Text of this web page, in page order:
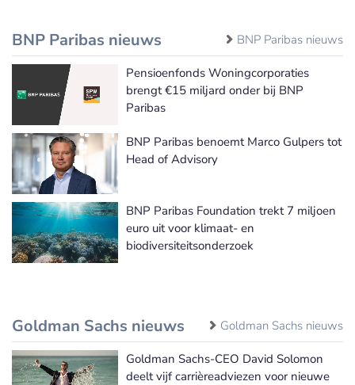
BNP Paribas nieuws BNP Paribas nieuws
Pensioenfonds Woningcorporaties
brengt €15 miljard onder bij BNP
Paribas
BNP Paribas benoemt Marco Gulpers tot
Head of Advisory
BNP Paribas Foundation trekt 7 miljoen
euro uit voor klimaat- en
biodiversiteitsonderzoek
Goldman Sachs nieuws Goldman Sachs nieuws
Goldman Sachs-CEO David Solomon
deelt vijf carrièreadviezen voor nieuwe